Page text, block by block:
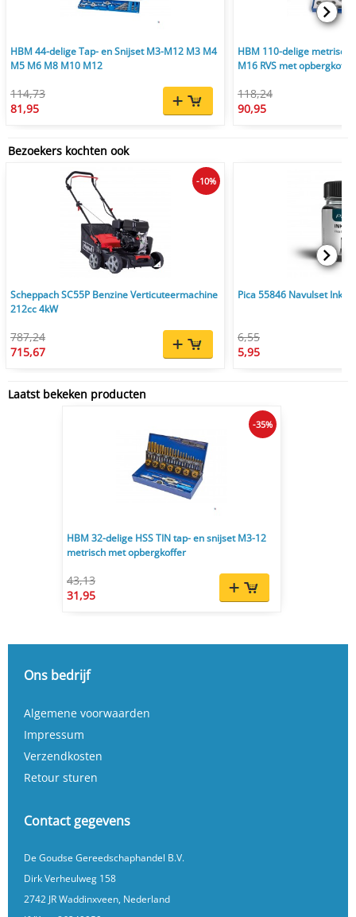
HBM 44-delige Tap- en Snijset M3-M12 M3 M4
M5 M6 M8 M10 M12
114,73
81,95
HBM 110-delige
M16 RVS met opbergkoffer
118,24
90,95
Bezoekers kochten ook
Scheppach SC55P Benzine Verticuteermachine
212cc 4kW
787,24
715,67
-10%
Pica 55846 Navulset Ink
6,55
5,95
Laatst bekeken producten
HBM 32-delige HSS TIN tap- en snijset M3-12
metrisch met opbergkoffer
43,13
31,95
-35%
Ons bedrijf
Algemene voorwaarden
Impressum
Verzendkosten
Retour sturen
Contact gegevens
De Goudse Gereedschaphandel B.V.
Dirk Verheulweg 158
2742 JR Waddinxveen, Nederland